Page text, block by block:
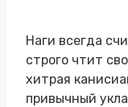
Наги всегда
строго чтит
хитрая
привычный